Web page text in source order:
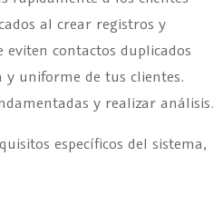
al crear registros y
contactos duplicados
y uniforme de tus clientes.
y realizar análisis.
específicos del sistema,